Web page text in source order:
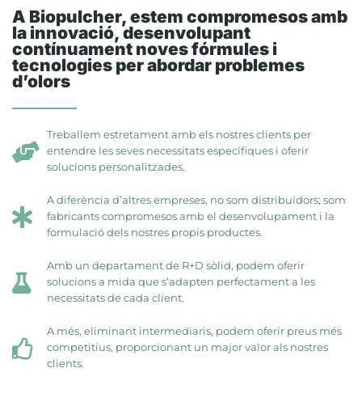
A Biopulcher, estem compromesos amb
la innovació, desenvolupant
contínuament noves fórmules i
tecnologies per abordar problemes
d’olors
Treballem estretament amb els nostres clients per
entendre les seves necessitats específiques i oferir
solucions personalitzades.
A diferència d’altres empreses, no som distribuïdors; som
fabricants compromesos amb el desenvolupament i la
formulació dels nostres propis productes.
Amb un departament de R+D sòlid, podem oferir
solucions a mida que s’adapten perfectament a les
necessitats de cada client.
A més, eliminant intermediaris, podem oferir preus més
competitius, proporcionant un major valor als nostres
clients.